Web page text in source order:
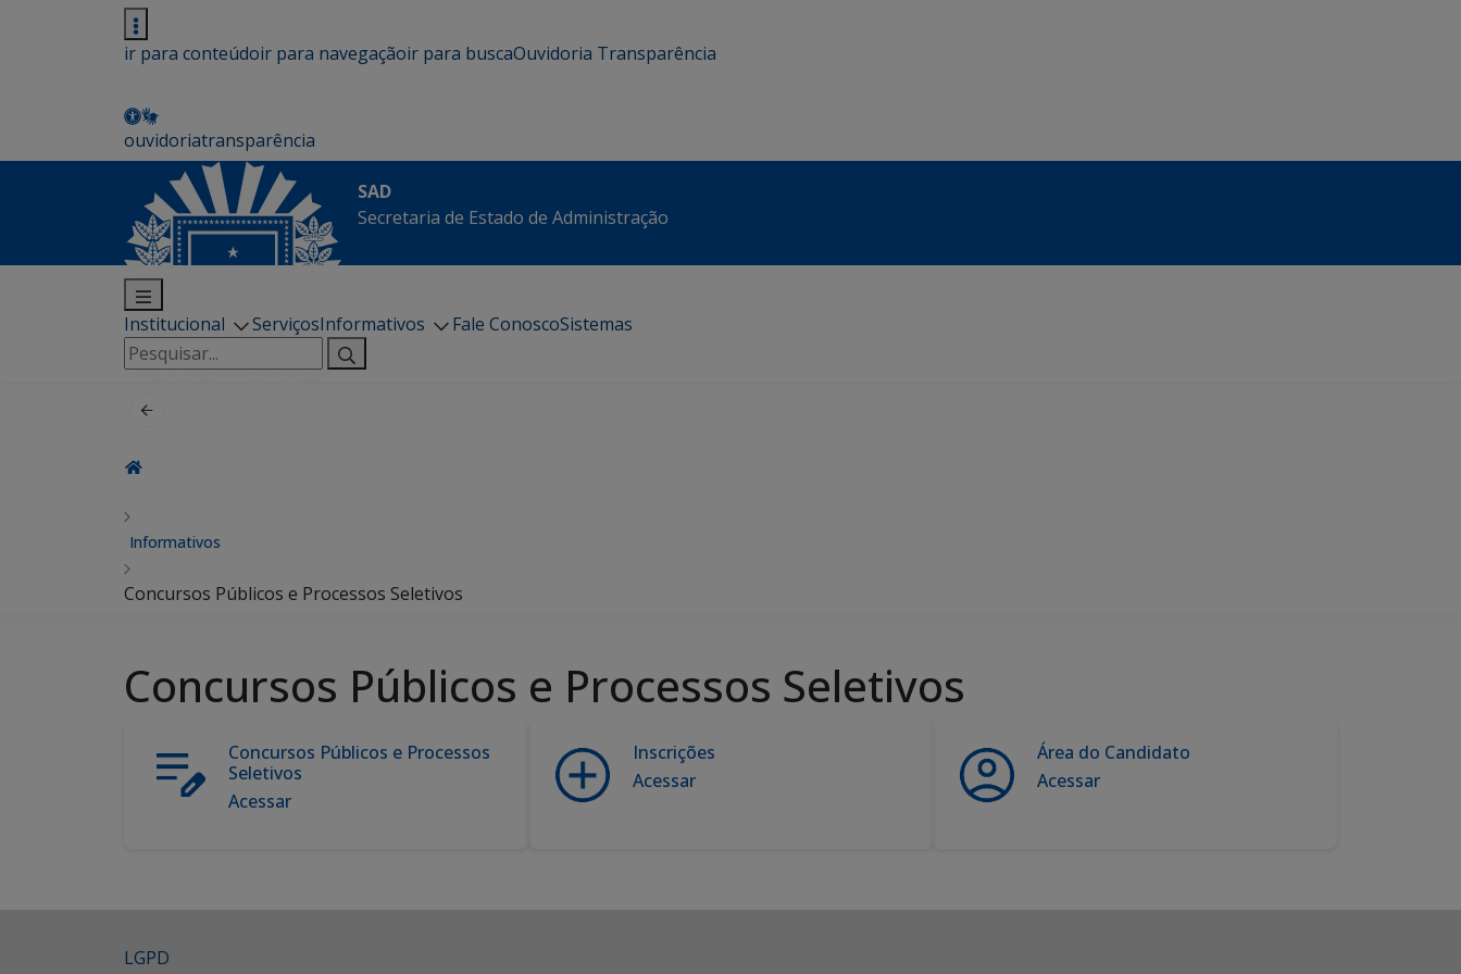
ir para conteúdoir para navegaçãoir para buscaOuvidoria Transparência
ouvidoriatransparência
SAD
Secretaria de Estado de Administração
Institucional ServiçosInformativos Fale ConoscoSistemas
Pesquisar
por:
Informativos
Concursos Públicos e Processos Seletivos
Concursos Públicos e Processos Seletivos
Concursos Públicos e Processos
Seletivos
Acessar
Inscrições
Acessar
Área do Candidato
Acessar
LGPD